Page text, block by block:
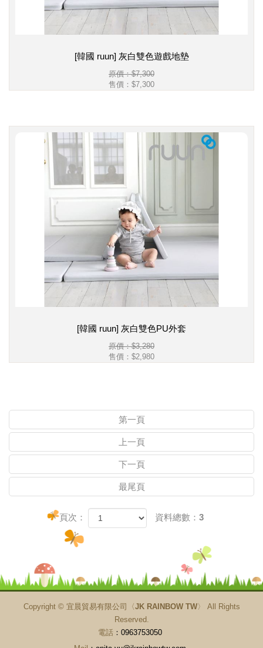
[韓國 ruun] 灰白雙色遊戲地墊
原價：$7,300
售價： $7,300
[韓國 ruun] 灰白雙色PU外套
原價：$3,280
售價： $2,980
第一頁
上一頁
下一頁
最尾頁
頁次： 資料總數：3
Copyright © 宜晨貿易有限公司〈JK RAINBOW TW〉
All Rights
Reserved.
電話 ：0963753050